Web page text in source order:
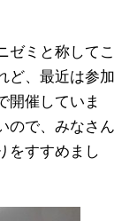
ゼミと称してこ
ど、最近は参加
開催していま
ので、みなさん
をすすめまし